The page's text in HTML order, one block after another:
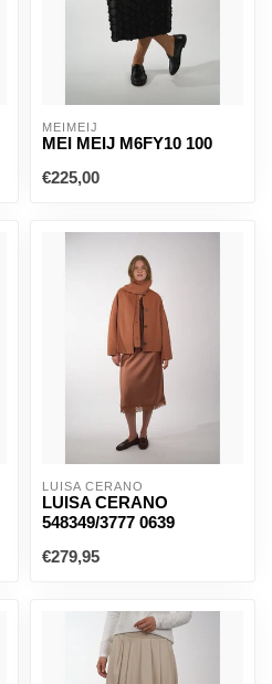
MEIMEIJ
MEI MEIJ M6FY10 100
€225,00
LUISA CERANO
LUISA CERANO
548349/3777 0639
€279,95